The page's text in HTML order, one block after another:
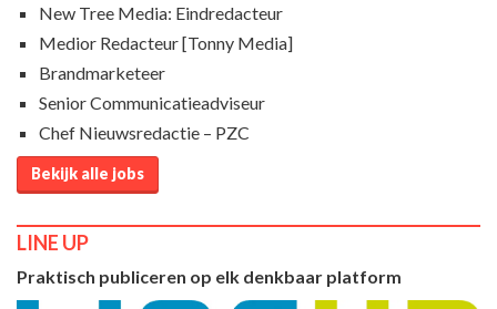
New Tree Media: Eindredacteur
Medior Redacteur [Tonny Media]
Brandmarketeer
Senior Communicatieadviseur
Chef Nieuwsredactie – PZC
Bekijk alle jobs
LINE UP
Praktisch publiceren op elk denkbaar platform